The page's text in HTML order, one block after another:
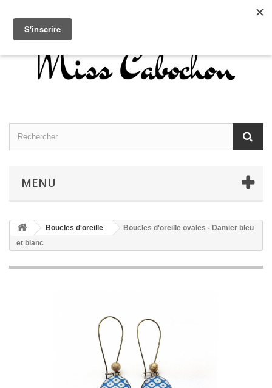
Connexion
MENU
Boucles d'oreille
Boucles d'oreille ovales - Damier bleu
et blanc